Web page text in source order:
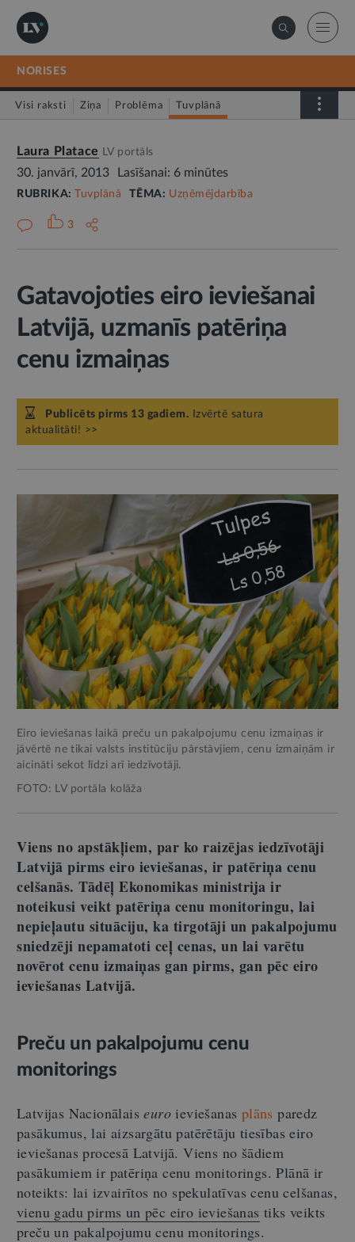
NORISES
Visi raksti Ziņa Problēma Tuvplānā
Laura Platace LV portāls
30. janvārī, 2013 Lasīšanai: 6 minūtes
RUBRIKA: Tuvplānā TĒMA: Uzņēmējdarbība
3
Gatavojoties eiro ieviešanai
Latvijā, uzmanīs patēriņa
cenu izmaiņas
Publicēts pirms 13 gadiem. Izvērtē satura
aktualitāti! >>
Eiro ieviešanas laikā preču un pakalpojumu cenu izmaiņas ir
jāvērtē ne tikai valsts institūciju pārstāvjiem, cenu izmaiņām ir
aicināti sekot līdzi arī iedzīvotāji.
FOTO: LV portāla kolāža
Viens no apstākļiem, par ko raizējas iedzīvotāji
Latvijā pirms eiro ieviešanas, ir patēriņa cenu
celšanās. Tādēļ Ekonomikas ministrija ir
noteikusi veikt patēriņa cenu monitoringu, lai
nepieļautu situāciju, ka tirgotāji un pakalpojumu
sniedzēji nepamatoti ceļ cenas, un lai varētu
novērot cenu izmaiņas gan pirms, gan pēc eiro
ieviešanas Latvijā.
Preču un pakalpojumu cenu
monitorings
Latvijas Nacionālaiseuro ieviešanas plāns paredz
pasākumus, lai aizsargātu patērētāju tiesības eiro
ieviešanas procesā Latvijā. Viens no šādiem
pasākumiem ir patēriņa cenu monitorings. Plānā ir
noteikts: lai izvairītos no spekulatīvas cenu celšanas,
vienu gadu pirms un pēc eiro ieviešanas tiks veikts
preču un pakalpojumu cenu monitorings.